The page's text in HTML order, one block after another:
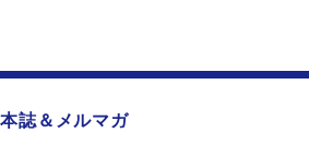
本誌＆メルマガ